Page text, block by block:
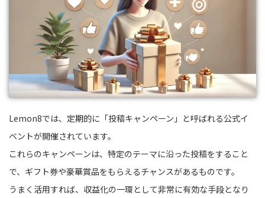
Lemon8では、定期的に「投稿キャンペーン」と呼ばれる公式イ
ベントが開催されています。
これらのキャンペーンは、特定のテーマに沿った投稿をすること
で、ギフト券や豪華賞品をもらえるチャンスがあるものです。
うまく活用すれば、収益化の一環として非常に有効な手段となり